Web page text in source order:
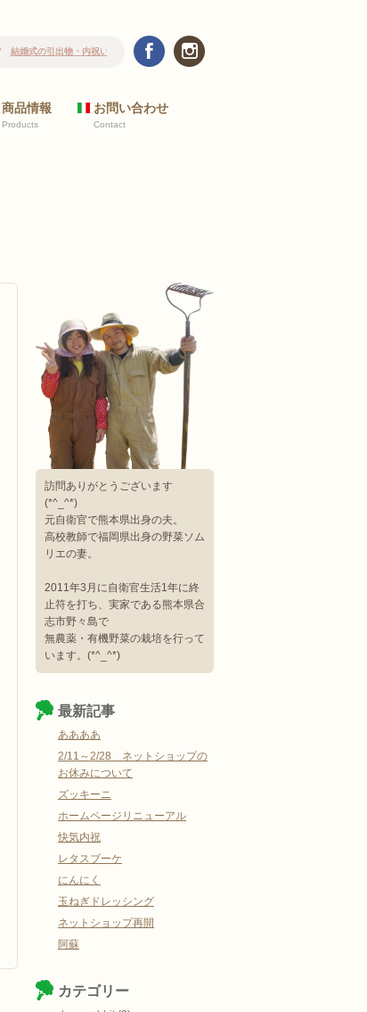
商品情報
Products
お問い合わせ
Contact
訪問ありがとうございます
(*^_^*)
元自衛官で熊本県出身の夫。
高校教師で福岡県出身の野菜ソム
リエの妻。
2011年3月に自衛官生活1年に終
止符を打ち、実家である熊本県合
志市野々島で
無農薬・有機野菜の栽培を行って
います。(*^_^*)
最新記事
ああああ
2/11～2/28 ネットショップの
お休みについて
ズッキーニ
ホームページリニューアル
快気内祝
レタスブーケ
にんにく
玉ねぎドレッシング
ネットショップ再開
阿蘇
カテゴリー